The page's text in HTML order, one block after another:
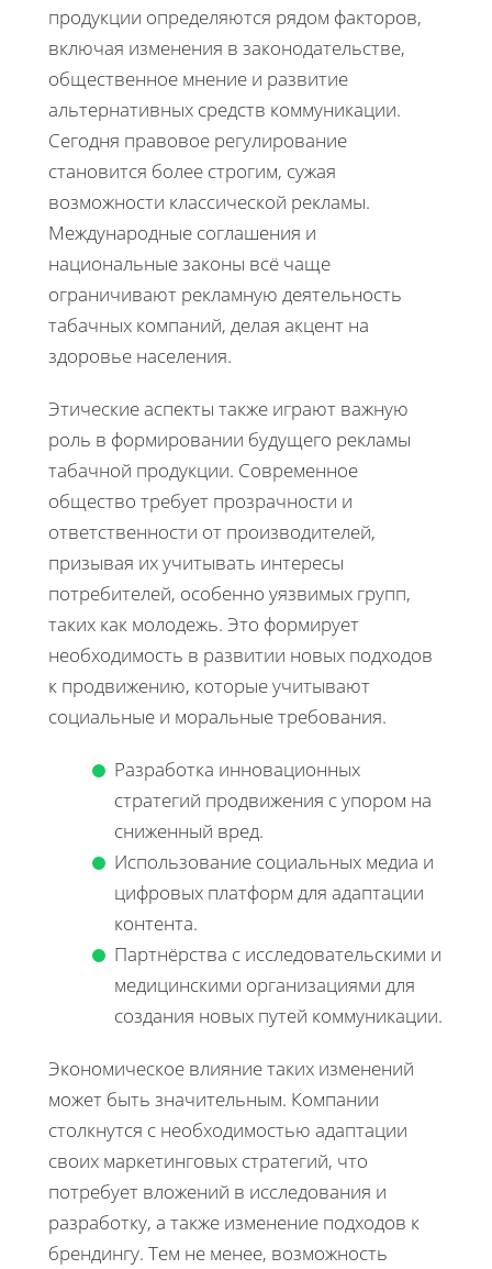
продукции определяются рядом факторов,
включая изменения в законодательстве,
общественное мнение и развитие
альтернативных средств коммуникации.
Сегодня правовое регулирование
становится более строгим, сужая
возможности классической рекламы.
Международные соглашения и
национальные законы всё чаще
ограничивают рекламную деятельность
табачных компаний, делая акцент на
здоровье населения.
Этические аспекты также играют важную
роль в формировании будущего рекламы
табачной продукции. Современное
общество требует прозрачности и
ответственности от производителей,
призывая их учитывать интересы
потребителей, особенно уязвимых групп,
таких как молодежь. Это формирует
необходимость в развитии новых подходов
к продвижению, которые учитывают
социальные и моральные требования.
Разработка инновационных
стратегий продвижения с упором на
сниженный вред.
Использование социальных медиа и
цифровых платформ для адаптации
контента.
Партнёрства с исследовательскими и
медицинскими организациями для
создания новых путей коммуникации.
Экономическое влияние таких изменений
может быть значительным. Компании
столкнутся с необходимостью адаптации
своих маркетинговых стратегий, что
потребует вложений в исследования и
разработку, а также изменение подходов к
брендингу. Тем не менее, возможность